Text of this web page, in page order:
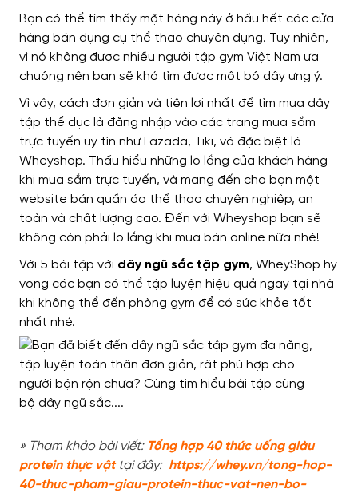
Bạn có thể tìm thấy mặt hàng này ở hầu hết các cửa
hàng bán dụng cụ thể thao chuyên dụng. Tuy nhiên,
vì nó không được nhiều người tập gym Việt Nam ưa
chuộng nên bạn sẽ khó tìm được một bộ dây ưng ý.
Vì vậy, cách đơn giản và tiện lợi nhất để tìm mua dây
tập thể dục là đăng nhập vào các trang mua sắm
trực tuyến uy tín như Lazada, Tiki, và đặc biệt là
Wheyshop. Thấu hiểu những lo lắng của khách hàng
khi mua sắm trực tuyến, và mang đến cho bạn một
website bán quần áo thể thao chuyên nghiệp, an
toàn và chất lượng cao. Đến với Wheyshop bạn sẽ
không còn phải lo lắng khi mua bán online nữa nhé!
Với 5 bài tập với dây ngũ sắc tập gym, WheyShop hy
vọng các bạn có thể tập luyện hiệu quả ngay tại nhà
khi không thể đến phòng gym để có sức khỏe tốt
nhất nhé.
» Tham khảo bài viết: Tổng hợp 40 thức uống giàu
protein thực vật tại đây: https://whey.vn/tong-hop-
40-thuc-pham-giau-protein-thuc-vat-nen-bo-